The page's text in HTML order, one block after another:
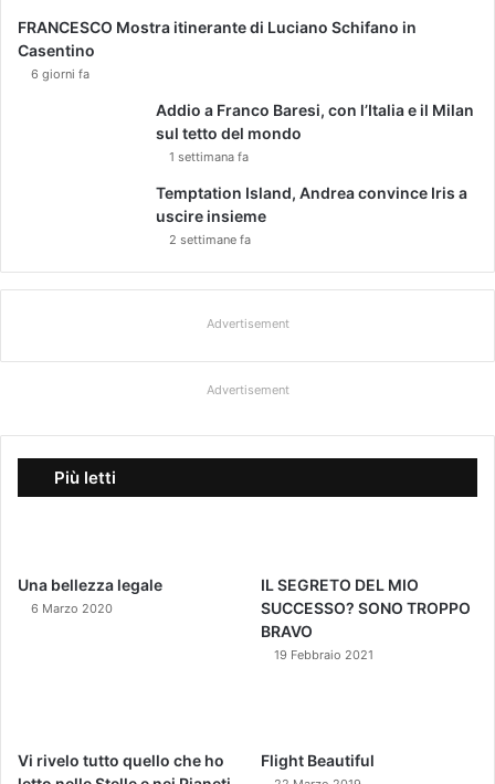
FRANCESCO Mostra itinerante di Luciano Schifano in
Casentino
6 giorni fa
Addio a Franco Baresi, con l’Italia e il Milan
sul tetto del mondo
1 settimana fa
Temptation Island, Andrea convince Iris a
uscire insieme
2 settimane fa
Advertisement
Advertisement
Più letti
Una bellezza legale
6 Marzo 2020
IL SEGRETO DEL MIO
SUCCESSO? SONO TROPPO
BRAVO
19 Febbraio 2021
Vi rivelo tutto quello che ho
Flight Beautiful